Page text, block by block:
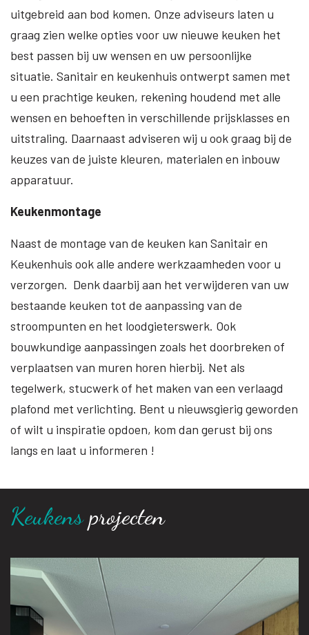
uitgebreid aan bod komen. Onze adviseurs laten u
graag zien welke opties voor uw nieuwe keuken het
best passen bij uw wensen en uw persoonlijke
situatie. Sanitair en keukenhuis ontwerpt samen met
u een prachtige keuken, rekening houdend met alle
wensen en behoeften in verschillende prijsklasses en
uitstraling. Daarnaast adviseren wij u ook graag bij de
keuzes van de juiste kleuren, materialen en inbouw
apparatuur.
Keukenmontage
Naast de montage van de keuken kan Sanitair en
Keukenhuis ook alle andere werkzaamheden voor u
verzorgen. Denk daarbij aan het verwijderen van uw
bestaande keuken tot de aanpassing van de
stroompunten en het loodgieterswerk. Ook
bouwkundige aanpassingen zoals het doorbreken of
verplaatsen van muren horen hierbij. Net als
tegelwerk, stucwerk of het maken van een verlaagd
plafond met verlichting. Bent u nieuwsgierig geworden
of wilt u inspiratie opdoen, kom dan gerust bij ons
langs en laat u informeren !
Keukensprojecten